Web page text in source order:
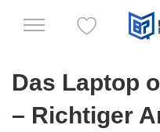
Das Laptop
– Richtiger